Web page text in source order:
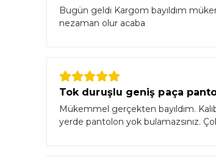
Bugün geldi Kargom bayıldım
nezaman olur acaba
Tok duruşlu geniş paça
Mükemmel gerçekten bayıldım.
yerde pantolon yok bulamazsınız.